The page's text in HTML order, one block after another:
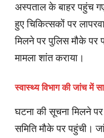
अस्पताल के बाहर पहुंच
हुए चिकित्सकों पर
मिलने पर पुलिस मौके
मामला शांत कराया।
स्वास्थ्य विभाग की जांच में
घटना की सूचना मिलने
समिति मौके पर पहुंची।